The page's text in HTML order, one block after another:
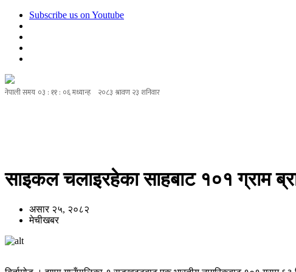
Subscribe us on Youtube
साइकल चलाइरहेका साहबाट १०१ ग्राम
असार २५, २०८२
मेचीखबर